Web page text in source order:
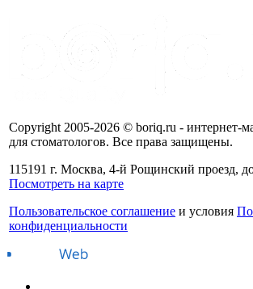
Copyright 2005-2026 © boriq.ru - интернет-
для стоматологов. Все права защищены.
115191 г. Москва, 4-й Рощинский проезд,
Посмотреть на карте
Пользовательское соглашение и условия
конфиденциальности